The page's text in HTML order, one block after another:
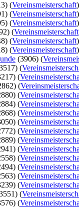
(Vereinsmeisterschaft)
(Vereinsmeisterschaft)
(Vereinsmeisterschaft)
(Vereinsmeisterschaft
(Vereinsmeisterschaft)
(Vereinsmeisterschaft)
(3906) (
(
(
(
(
(
(
(
(
(
(
(
(
(
(
(
(